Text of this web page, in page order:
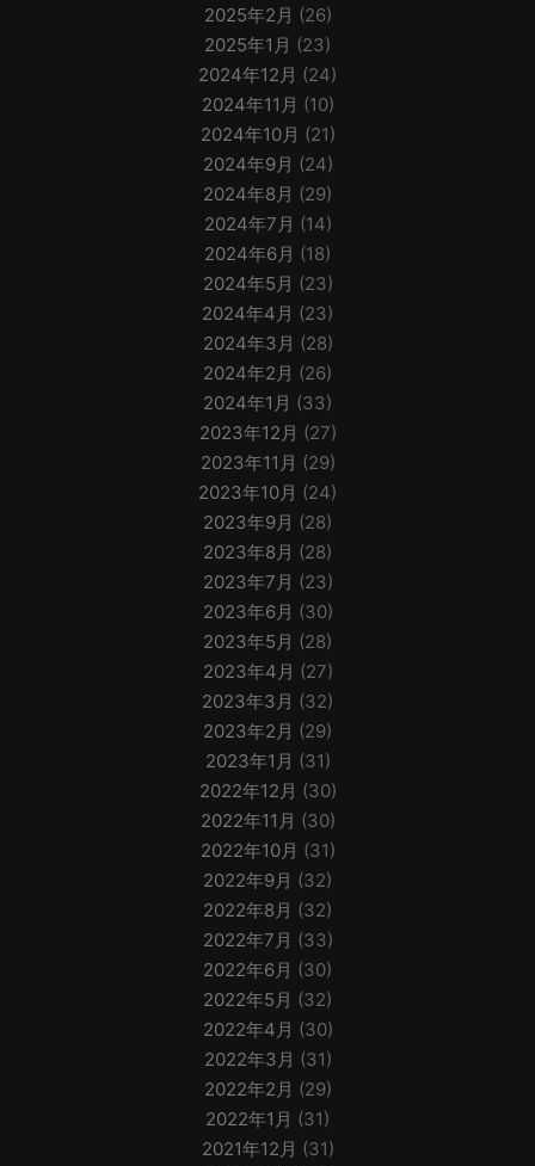
2025年2月 (26)
2025年1月 (23)
2024年12月 (24)
2024年11月 (10)
2024年10月 (21)
2024年9月 (24)
2024年8月 (29)
2024年7月 (14)
2024年6月 (18)
2024年5月 (23)
2024年4月 (23)
2024年3月 (28)
2024年2月 (26)
2024年1月 (33)
2023年12月 (27)
2023年11月 (29)
2023年10月 (24)
2023年9月 (28)
2023年8月 (28)
2023年7月 (23)
2023年6月 (30)
2023年5月 (28)
2023年4月 (27)
2023年3月 (32)
2023年2月 (29)
2023年1月 (31)
2022年12月 (30)
2022年11月 (30)
2022年10月 (31)
2022年9月 (32)
2022年8月 (32)
2022年7月 (33)
2022年6月 (30)
2022年5月 (32)
2022年4月 (30)
2022年3月 (31)
2022年2月 (29)
2022年1月 (31)
2021年12月 (31)